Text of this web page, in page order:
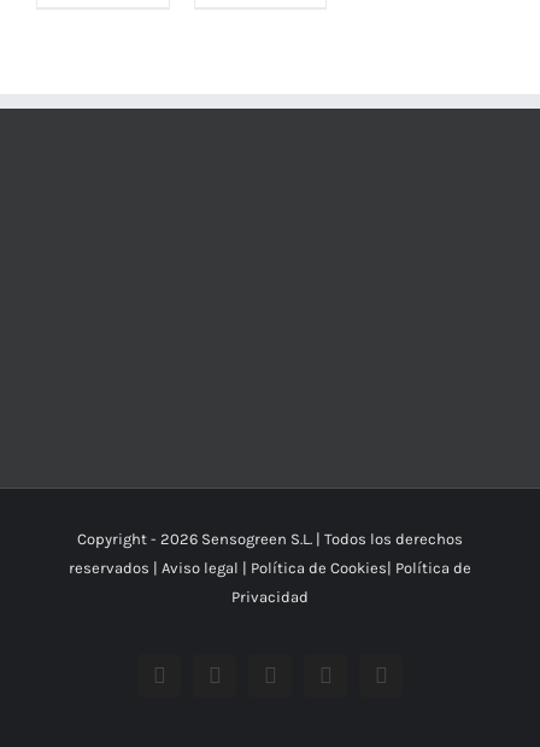
Copyright - 2026 Sensogreen S.L. | Todos los derechos
reservados | Aviso legal | Política de Cookies| Política de
Privacidad
FacebookYouTubeInstagram
X
Correo